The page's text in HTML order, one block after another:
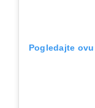
Pogledajte